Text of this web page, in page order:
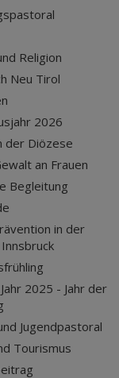
Religion
Neu Tirol
2026
der Diözese
an Frauen
Begleitung
in der
2025 - Jahr der
Jugendpastoral
Tourismus